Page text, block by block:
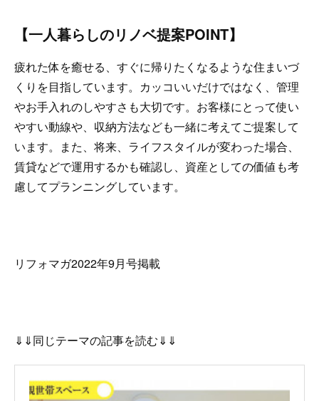
【一人暮らしのリノベ提案POINT】
疲れた体を癒せる、すぐに帰りたくなるような住まいづ
くりを目指しています。カッコいいだけではなく、管理
やお手入れのしやすさも大切です。お客様にとって使い
やすい動線や、収納方法なども一緒に考えてご提案して
います。また、将来、ライフスタイルが変わった場合、
賃貸などで運用するかも確認し、資産としての価値も考
慮してプランニングしています。
リフォマガ2022年9月号掲載
⇓⇓同じテーマの記事を読む⇓⇓